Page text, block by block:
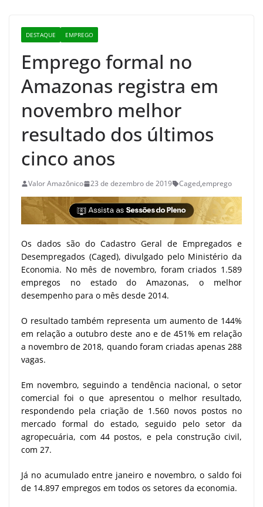
DESTAQUE EMPREGO
Emprego formal no
Amazonas registra em
novembro melhor
resultado dos últimos
cinco anos
Valor Amazônico 23 de dezembro de 2019 Caged,emprego
Os dados são do Cadastro Geral de Empregados e
Desempregados (Caged), divulgado pelo Ministério da
Economia. No mês de novembro, foram criados 1.589
empregos no estado do Amazonas, o melhor
desempenho para o mês desde 2014.
O resultado também representa um aumento de 144%
em relação a outubro deste ano e de 451% em relação
a novembro de 2018, quando foram criadas apenas 288
vagas.
Em novembro, seguindo a tendência nacional, o setor
comercial foi o que apresentou o melhor resultado,
respondendo pela criação de 1.560 novos postos no
mercado formal do estado, seguido pelo setor da
agropecuária, com 44 postos, e pela construção civil,
com 27.
Já no acumulado entre janeiro e novembro, o saldo foi
de 14.897 empregos em todos os setores da economia.